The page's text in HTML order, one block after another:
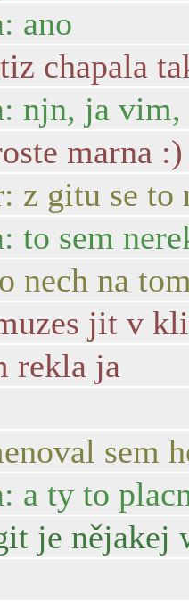
ano
chapala
njn, ja
marna :)
z gitu se
to sem
nech na
jit v
rekla ja
sem
a ty to
je nějakej